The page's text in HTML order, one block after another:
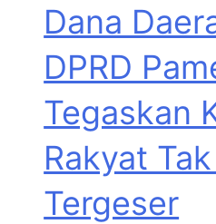
Dana
DPRD
Tegaskan
Rakyat
Tergeser